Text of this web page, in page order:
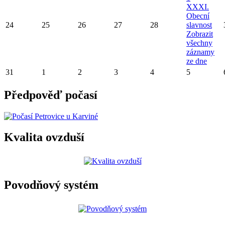
24 25 26 27 28
XXXI.
Obecní
slavnost
Zobrazit
všechny
záznamy
ze dne
31 1 2 3 4 5
Předpověď počasí
Kvalita ovzduší
Povodňový systém